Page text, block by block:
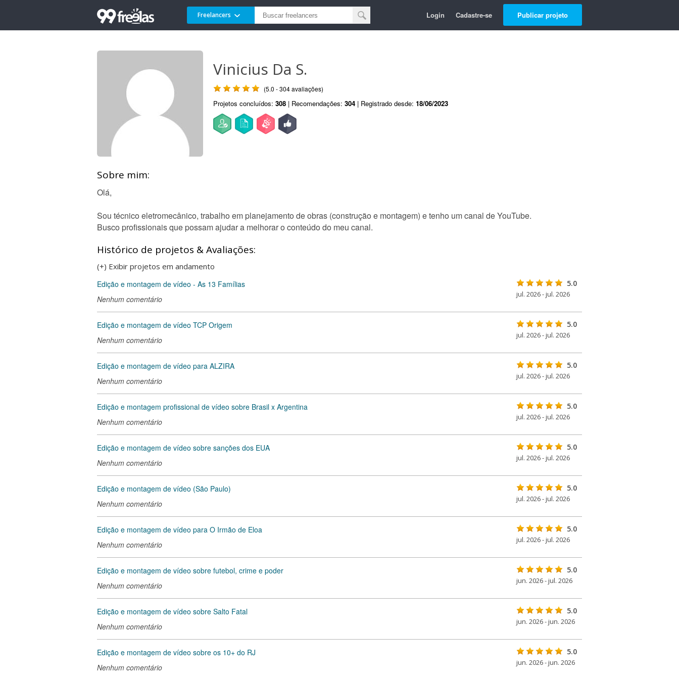
Freelancers Login Cadastre-se Publicar projeto
Vinicius Da S.
(5.0 - 304 avaliações)
Projetos concluídos: 308 | Recomendações: 304 | Registrado desde: 18/06/2023
Sobre mim:
Olá,
Sou técnico eletromecânico, trabalho em planejamento de obras (construção e montagem) e tenho um canal de YouTube.
Busco profissionais que possam ajudar a melhorar o conteúdo do meu canal.
Histórico de projetos & Avaliações:
(+) Exibir projetos em andamento
Edição e montagem de vídeo - As 13 Famílias
Nenhum comentário
5.0
jul. 2026 - jul. 2026
Edição e montagem de vídeo TCP Origem
Nenhum comentário
5.0
jul. 2026 - jul. 2026
Edição e montagem de vídeo para ALZIRA
Nenhum comentário
5.0
jul. 2026 - jul. 2026
Edição e montagem profissional de vídeo sobre Brasil x Argentina
Nenhum comentário
5.0
jul. 2026 - jul. 2026
Edição e montagem de vídeo sobre sanções dos EUA
Nenhum comentário
5.0
jul. 2026 - jul. 2026
Edição e montagem de vídeo (São Paulo)
Nenhum comentário
5.0
jul. 2026 - jul. 2026
Edição e montagem de vídeo para O Irmão de Eloa
Nenhum comentário
5.0
jul. 2026 - jul. 2026
Edição e montagem de vídeo sobre futebol, crime e poder
Nenhum comentário
5.0
jun. 2026 - jul. 2026
Edição e montagem de vídeo sobre Salto Fatal
Nenhum comentário
5.0
jun. 2026 - jun. 2026
Edição e montagem de vídeo sobre os 10+ do RJ
Nenhum comentário
5.0
jun. 2026 - jun. 2026